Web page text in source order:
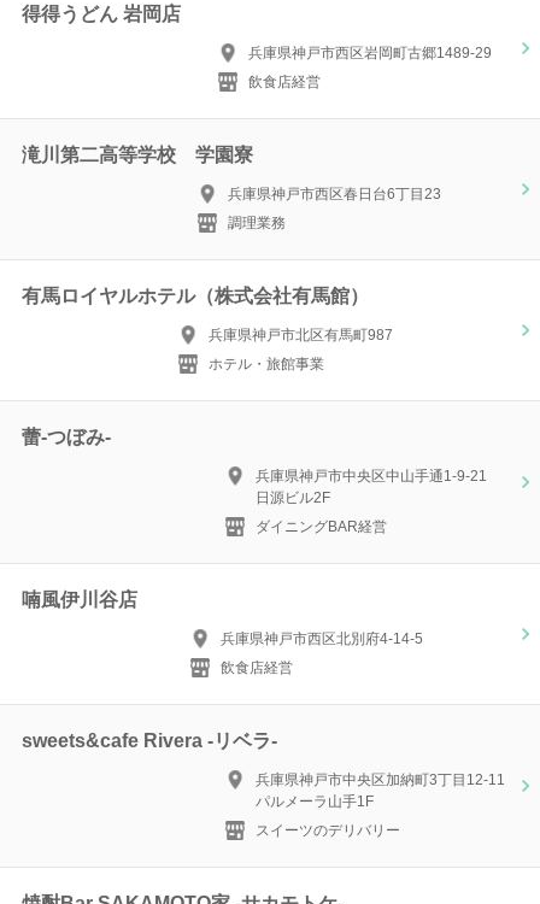
得得うどん 岩岡店
兵庫県神戸市西区岩岡町古郷1489-29
飲食店経営
滝川第二高等学校 学園寮
兵庫県神戸市西区春日台6丁目23
調理業務
有馬ロイヤルホテル（株式会社有馬館）
兵庫県神戸市北区有馬町987
ホテル・旅館事業
蕾-つぼみ-
兵庫県神戸市中央区中山手通1-9-21
日源ビル2F
ダイニングBAR経営
喃風伊川谷店
兵庫県神戸市西区北別府4-14-5
飲食店経営
sweets&cafe Rivera -リベラ-
兵庫県神戸市中央区加納町3丁目12-11
パルメーラ山手1F
スイーツのデリバリー